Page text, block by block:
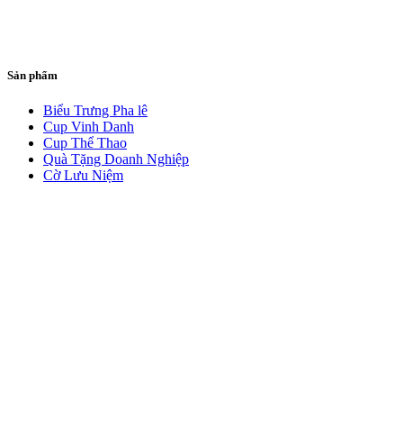
Sản phẩm
Biểu Trưng Pha lê
Cup Vinh Danh
Cup Thể Thao
Quà Tặng Doanh Nghiệp
Cờ Lưu Niệm